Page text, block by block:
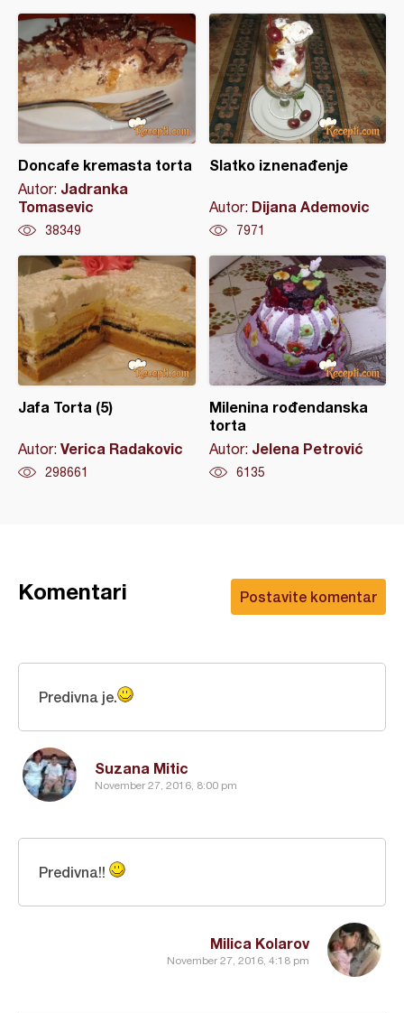
Doncafe kremasta torta
Autor: Jadranka
Tomasevic
38349
Slatko iznenađenje
Autor: Dijana Ademovic
7971
Jafa Torta (5)
Autor: Verica Radakovic
298661
Milenina rođendanska
torta
Autor: Jelena Petrović
6135
Postavite komentar
Komentari
Suzana Mitic
November 27, 2016, 8:00 pm
Predivna je.
Milica Kolarov
November 27, 2016, 4:18 pm
Predivna!!